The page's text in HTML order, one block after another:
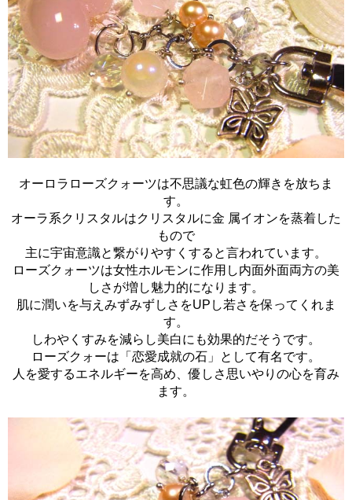
オーロラローズクォーツは不思議な虹色の輝きを放ちま
す。
オーラ系クリスタルはクリスタルに金 属イオンを蒸着した
もので
主に宇宙意識と繋がりやすくすると言われています。
ローズクォーツは女性ホルモンに作用し内面外面両方の美
しさが増し魅力的になります。
肌に潤いを与えみずみずしさをUPし若さを保ってくれま
す。
しわやくすみを減らし美白にも効果的だそうです。
ローズクォーは「恋愛成就の石」として有名です。
人を愛するエネルギーを高め、優しさ思いやりの心を育み
ます。